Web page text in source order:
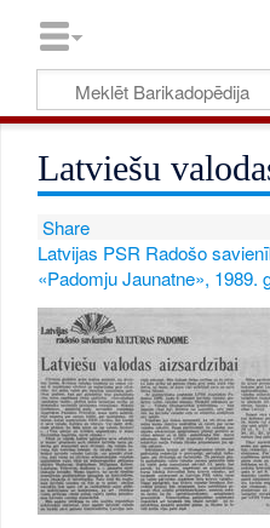
Latviešu
Share
Latvijas PSR Radošo
«Padomju Jaunatne», 1989.